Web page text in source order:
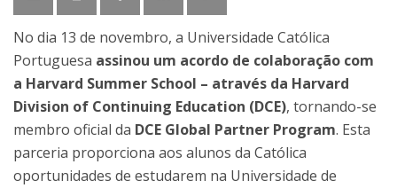
No dia 13 de novembro, a Universidade Católica
Portuguesa assinou um acordo de colaboração com
a Harvard Summer School – através da Harvard
Division of Continuing Education (DCE), tornando-se
membro oficial da DCE Global Partner Program. Esta
parceria proporciona aos alunos da Católica
oportunidades de estudarem na Universidade de